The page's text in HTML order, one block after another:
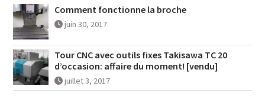
Comment fonctionne la broche
juin 30, 2017
Tour CNC avec outils fixes Takisawa TC 20
d’occasion: affaire du moment! [vendu]
juillet 3, 2017